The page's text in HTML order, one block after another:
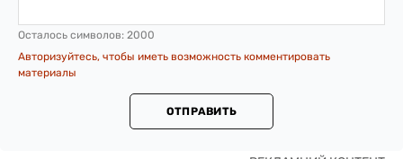
Осталось символов: 2000
Авторизуйтесь, чтобы иметь возможность комментировать
материалы
ОТПРАВИТЬ